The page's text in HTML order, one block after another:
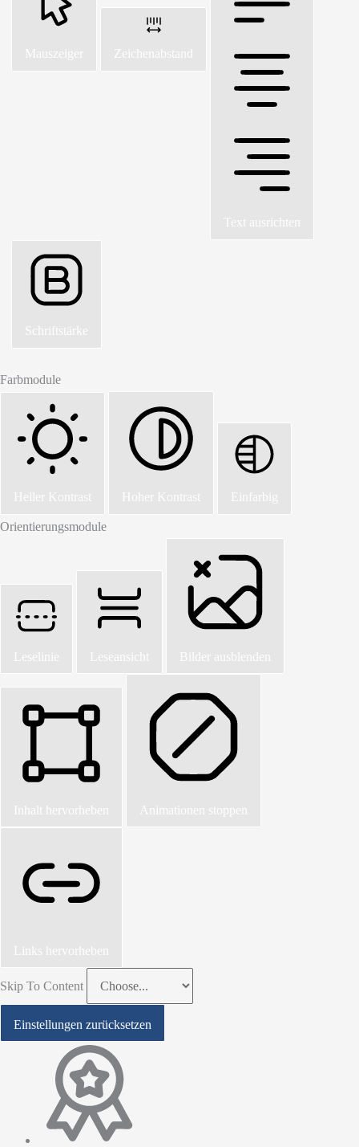
Mauszeiger Zeichenabstand
Text ausrichten
Schriftstärke
Farbmodule
Heller Kontrast Hoher Kontrast Einfarbig
Orientierungsmodule
Leselinie Leseansicht Bilder ausblenden
Inhalt hervorheben Animationen stoppen
Links hervorheben
Skip To Content
Einstellungen zurücksetzen